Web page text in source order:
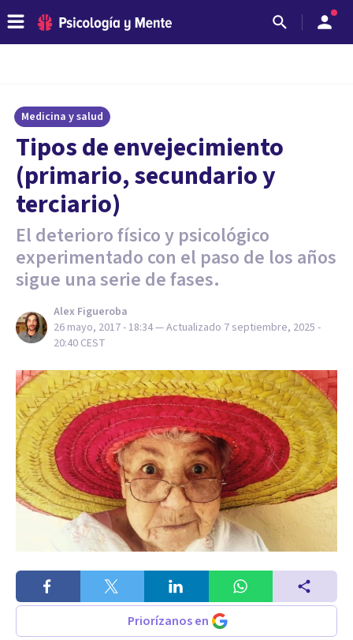
Medicina y salud
Tipos de envejecimiento
(primario, secundario y
terciario)
El deterioro físico y psicológico
experimentado con el paso de los años
sigue una serie de fases.
Alex Figueroba
26 mayo, 2017 - 18:34— Actualizado 7 septiembre, 2025 -
20:40 CEST
Priorízanos en